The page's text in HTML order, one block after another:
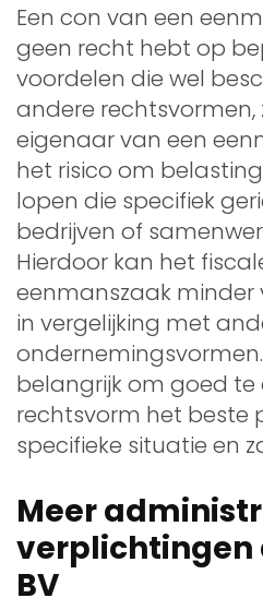
Een con van een
geen recht hebt op
voordelen die wel
andere rechtsvormen,
eigenaar van een
het risico om
lopen die specifiek
bedrijven of
Hierdoor kan het
eenmanszaak minder
in vergelijking met
belangrijk om goed te
rechtsvorm het beste
specifieke situatie en
Meer
verplichtingen
BV